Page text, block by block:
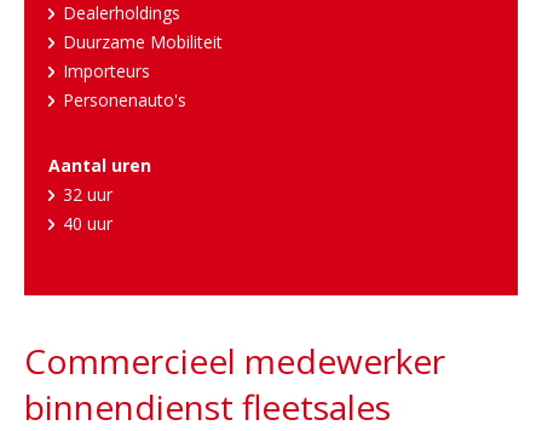
Dealerholdings
Duurzame Mobiliteit
Importeurs
Personenauto's
Aantal uren
32 uur
40 uur
Commercieel medewerker
binnendienst fleetsales